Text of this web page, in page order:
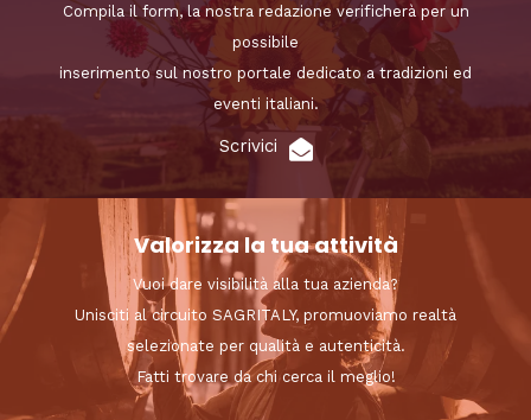
Compila il form, la nostra redazione verificherà per un
possibile
inserimento sul nostro portale dedicato a tradizioni ed
eventi italiani.
Scrivici
Valorizza la tua attività
Vuoi dare visibilità alla tua azienda?
Unisciti al circuito SAGRITALY, promuoviamo realtà
selezionate per qualità e autenticità.
Fatti trovare da chi cerca il meglio!